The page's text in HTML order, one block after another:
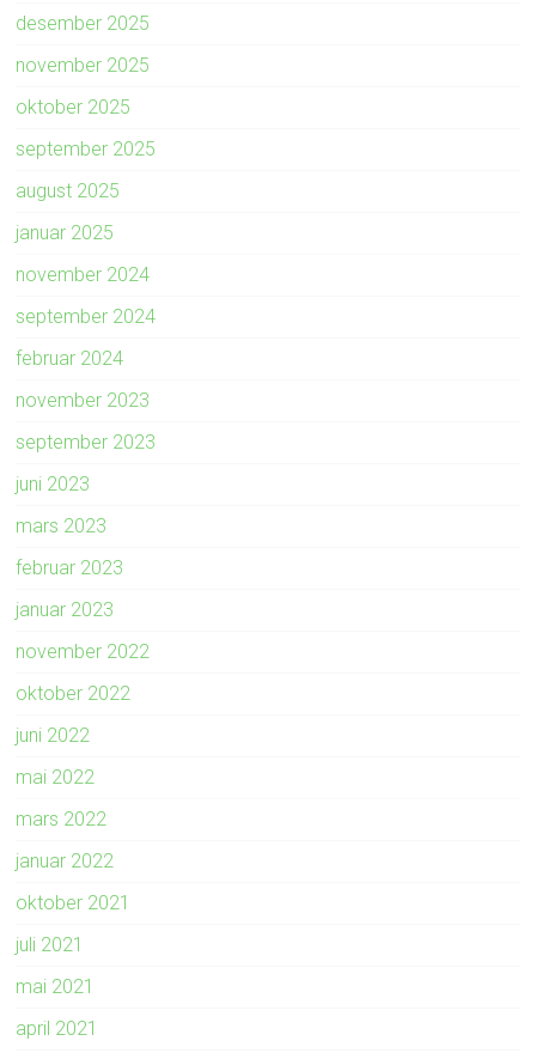
desember 2025
november 2025
oktober 2025
september 2025
august 2025
januar 2025
november 2024
september 2024
februar 2024
november 2023
september 2023
juni 2023
mars 2023
februar 2023
januar 2023
november 2022
oktober 2022
juni 2022
mai 2022
mars 2022
januar 2022
oktober 2021
juli 2021
mai 2021
april 2021